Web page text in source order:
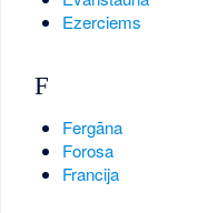
Ezerciems
F
Fergāna
Forosa
Francija